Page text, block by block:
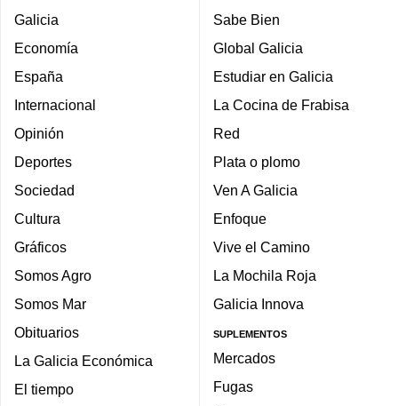
Galicia
Economía
España
Internacional
Opinión
Deportes
Sociedad
Cultura
Gráficos
Somos Agro
Somos Mar
Obituarios
La Galicia Económica
El tiempo
Sabe Bien
Global Galicia
Estudiar en Galicia
La Cocina de Frabisa
Red
Plata o plomo
Ven A Galicia
Enfoque
Vive el Camino
La Mochila Roja
Galicia Innova
SUPLEMENTOS
Mercados
Fugas